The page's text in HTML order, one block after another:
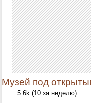
Музей под
5.6k (10 за неделю)